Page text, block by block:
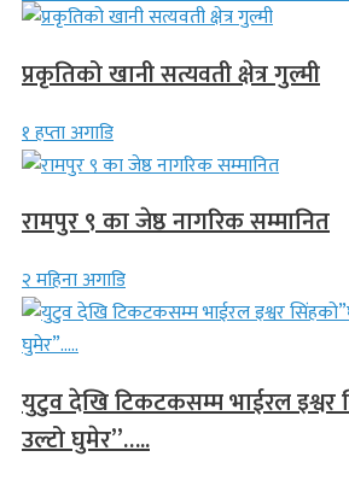
प्रकृतिको खानी सत्यवती क्षेत्र गुल्मी
१ हप्ता अगाडि
रामपुर ९ का जेष्ठ नागरिक सम्मानित
२ महिना अगाडि
युटुव देखि टिकटकसम्म भाईरल इश्वर
उल्टो घुमेर”…..